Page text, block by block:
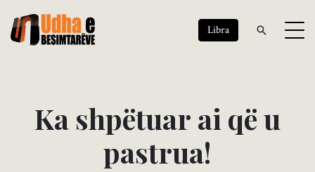
Libra
Ka shpëtuar ai qëu
pastrua!